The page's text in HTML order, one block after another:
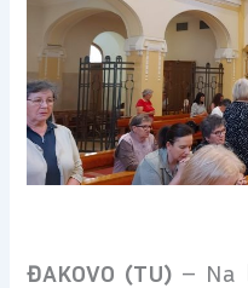
ĐAKOVO (TU) – Na